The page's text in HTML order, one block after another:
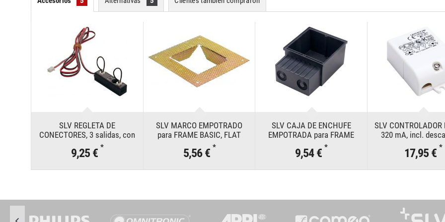
SLV REGLETA DE
CONECTORES, 3 salidas, con
dos puentes, negro, 350 mA
como máximo
9,25 € *
SLV MARCO EMPOTRADO
para FRAME BASIC, FLAT
FRAME BASIC, FLAT FRAME
CURVE y FRAME CURVE
5,56 € *
SLV CAJA DE ENCHUFE
EMPOTRADA para FRAME
BASIC, FLAT FRAME BASIC,
FLAT FRAME CURVE y FRAME
9,54 € *
SLV CONTROLADOR
320 mA, incl.
17,95 € *